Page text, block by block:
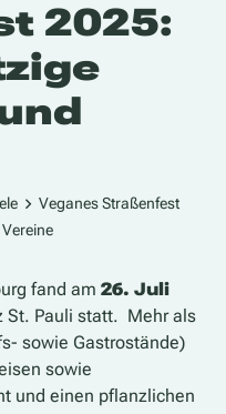
2025:
Veganes Straßenfest
fand am 26. Juli
St. Pauli statt. Mehr als
sowie Gastrostände)
sowie
und einen pflanzlichen